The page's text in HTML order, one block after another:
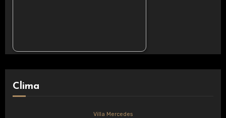
Clima
Villa Mercedes